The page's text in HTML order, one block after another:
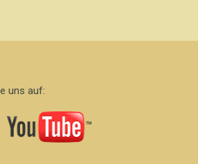
uns auf: